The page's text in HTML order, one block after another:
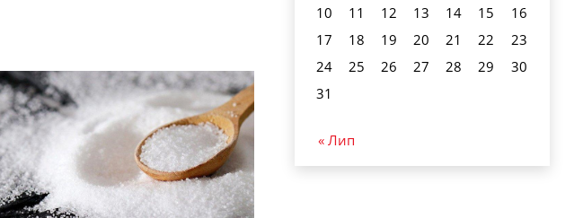
10
11 12 13 14 15
16
17
18 19 20 21 22
23
24
25 26 27 28 29
30
31
« Лип